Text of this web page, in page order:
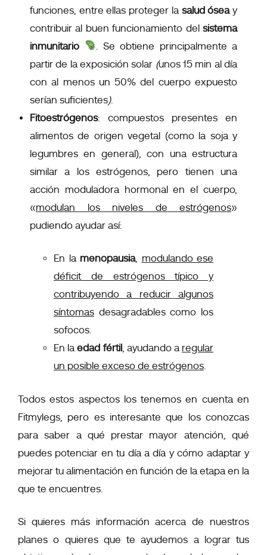
funciones, entre ellas proteger la salud óseay
contribuir al buen funcionamiento del sistema
inmunitario
. Se obtiene principalmente a
partir de la exposición solar (unos 15 min al día
con al menos un 50% del cuerpo expuesto
serían suficientes).
Fitoestrógenos: compuestos presentes en
alimentos de origen vegetal (como la soja y
legumbres en general), con una estructura
similar a los estrógenos, pero tienen una
acción moduladora hormonal en el cuerpo,
«modulan los niveles de estrógenos»
pudiendo ayudar así:
En la menopausia, modulando ese
déficit de estrógenos típico y
contribuyendo a reducir algunos
síntomas desagradables como los
sofocos.
En laedad fértil, ayudando a regular
un posible exceso de estrógenos.
Todos estos aspectos los tenemos en cuenta en
Fitmylegs, pero es interesante que los conozcas
para saber a qué prestar mayor atención, qué
puedes potenciar en tu día a día y cómo adaptar y
mejorar tu alimentación en función de la etapa en la
que te encuentres.
Si quieres más información acerca de nuestros
planes o quieres que te ayudemos a lograr tus